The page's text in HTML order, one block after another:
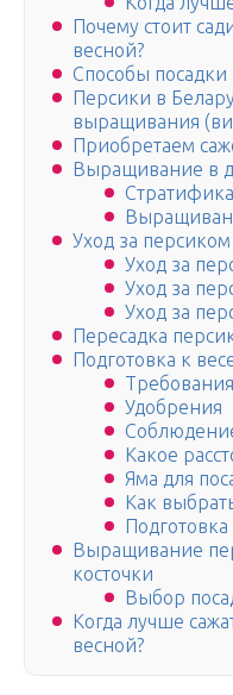
Почему стоит
весной?
Способы посадки
Персики в
выращивания
Приобретаем
Выращивание в
Уход за персиком
Уход за
Уход за
Уход за
Пересадка
Подготовка к
Удобрения
Какое
Яма для
Как
Выращивание
косточки
Выбор
Когда лучше
весной?